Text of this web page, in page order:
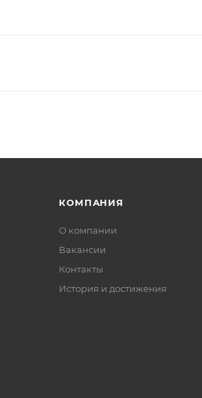
КОМПАНИЯ
О компании
Вакансии
Контакты
История и достижения